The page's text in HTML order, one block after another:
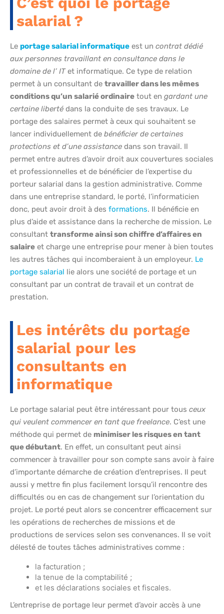
salarial ?
Le portage salarial informatique est un contrat dédié
aux personnes travaillant en consultance dans le
domaine de l’ ITet informatique. Ce type de relation
permet à un consultant de travailler dans les mêmes
conditions qu’un salarié ordinaire tout en gardant une
certaine liberté dans la conduite de ses travaux. Le
portage des salaires permet à ceux qui souhaitent se
lancer individuellement de bénéficier de certaines
protections et d’une assistance dans son travail. Il
permet entre autres d’avoir droit aux couvertures sociales
et professionnelles et de bénéficier de l’expertise du
porteur salarial dans la gestion administrative. Comme
dans une entreprise standard, le porté, l’informaticien
donc, peut avoir droit à des formations. Il bénéficie en
plus d’aide et assistance dans la recherche de mission. Le
consultant transforme ainsi son chiffre d’affaires en
salaire et charge une entreprise pour mener à bien toutes
les autres tâches qui incomberaient à un employeur. Le
portage salarial lie alors une société de portage et un
consultant par un contrat de travail et un contrat de
prestation.
Les intérêts du portage
salarial pour les
consultants en
informatique
Le portage salarial peut être intéressant pour tous ceux
qui veulent commencer en tant que freelance. C’est une
méthode qui permet de minimiser les risques en tant
que débutant. En effet, un consultant peut ainsi
commencer à travailler pour son compte sans avoir à faire
d’importante démarche de création d’entreprises. Il peut
aussi y mettre fin plus facilement lorsqu’il rencontre des
difficultés ou en cas de changement sur l’orientation du
projet. Le porté peut alors se concentrer efficacement sur
les opérations de recherches de missions et de
productions de services selon ses convenances. Il se voit
délesté de toutes tâches administratives comme :
la facturation ;
la tenue de la comptabilité ;
et les déclarations sociales et fiscales.
L’entreprise de portage leur permet d’avoir accès à une